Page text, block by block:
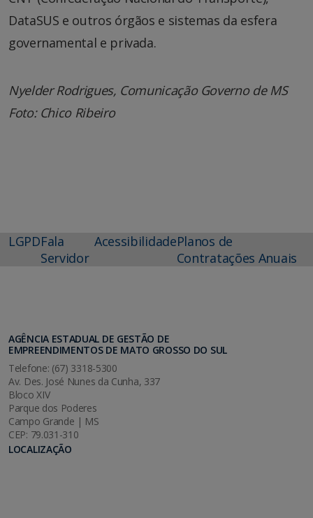
DataSUS e outros órgãos e sistemas da esfera
governamental e privada.
Nyelder Rodrigues, Comunicação Governo de MS
Foto: Chico Ribeiro
LGPDFala
Servidor
AcessibilidadePlanos de
Contratações Anuais
AGÊNCIA ESTADUAL DE GESTÃO DE
EMPREENDIMENTOS DE MATO GROSSO DO SUL
Telefone: (67) 3318-5300
Av. Des. José Nunes da Cunha, 337
Bloco XIV
Parque dos Poderes
Campo Grande | MS
CEP: 79.031-310
LOCALIZAÇÃO